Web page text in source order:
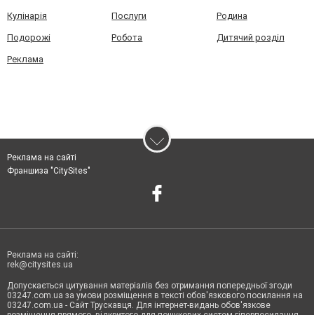
Кулінарія Послуги Родина
Подорожі Робота Дитячий розділ
Реклама
Реклама на сайті
Франшиза "CitySites"
Реклама на сайті:
rek@citysites.ua
Допускається цитування матеріалів без отримання попередньої згоди
03247.com.ua за умови розміщення в тексті обов'язкового посилання на
03247.com.ua - Сайт Трускавця. Для інтернет-видань обов'язкове